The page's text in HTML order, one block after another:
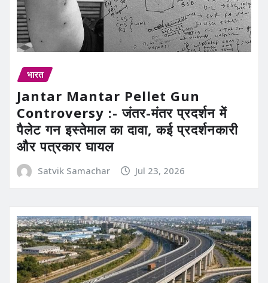
भारत
Jantar Mantar Pellet Gun
Controversy :- जंतर-मंतर प्रदर्शन में
पैलेट गन इस्तेमाल का दावा, कई प्रदर्शनकारी
और पत्रकार घायल
Satvik Samachar Jul 23, 2026